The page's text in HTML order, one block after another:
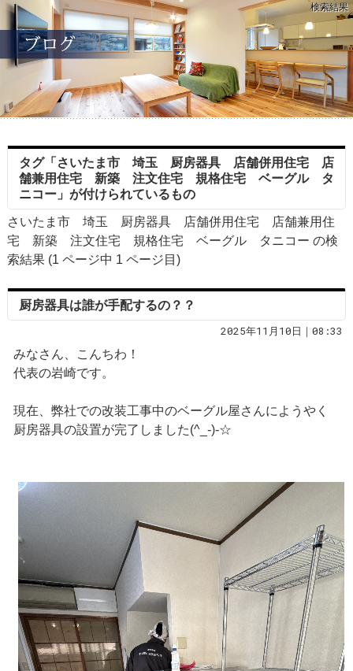
検索結果
タグ「さいたま市 埼玉 厨房器具 店舗併用住宅 店
舗兼用住宅 新築 注文住宅 規格住宅 ベーグル タ
ニコー」が付けられているもの
さいたま市 埼玉 厨房器具 店舗併用住宅 店舗兼用住
宅 新築 注文住宅 規格住宅 ベーグル タニコー の検
索結果 (1 ページ中 1 ページ目)
厨房器具は誰が手配するの？？
2025年11月10日｜08:33
みなさん、こんちわ！
代表の岩崎です。
現在、弊社での改装工事中のベーグル屋さんにようやく
厨房器具の設置が完了しました(^_-)-☆